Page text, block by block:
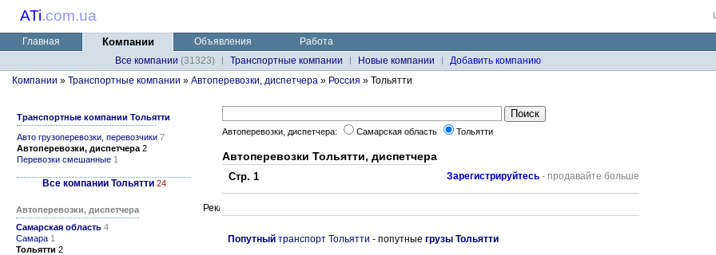
ATi.com.ua
Главная Компании Объявления
Работа
Все компании (31323) Транспортные компании Новые компании
Добавить компанию
Компании » Транспортные компании » Автоперевозки, диспетчера » Россия » Тольятти
Транспортные компании Тольятти
Авто грузоперевозки, перевозчики 7
Автоперевозки, диспетчера 2
Перевозки смешанные 1
Все компании Тольятти 24
Автоперевозки, диспетчера
Самарская область 4
Самара 1
Тольятти 2
Автоперевозки, диспетчера: Самарская область Тольятти
Автоперевозки Тольятти, диспетчера
Стр. 1 Зарегистрируйтесь - продавайте больше
Попутный транспорт Тольятти - попутные грузы Тольятти